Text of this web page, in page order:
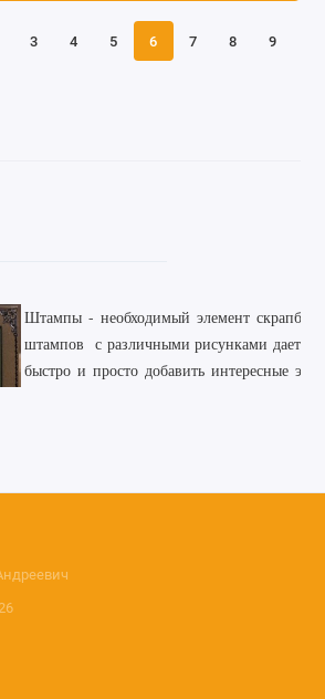
3 4 5 6 7 8 9
Штампы - необходимый элемент
штампов с различными рисунками дает
быстро и просто добавить интересные
можно раскрашивать специальными